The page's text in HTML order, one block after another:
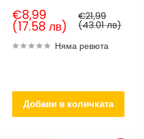
Продажна
цена
€8,99
(17.58 лв)
Нормална
цена
€21,99
(43.01 лв)
Няма ревюта
Добави в количката